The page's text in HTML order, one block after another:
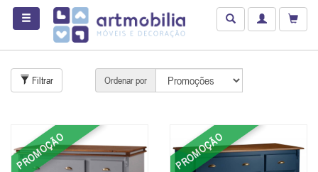
Filtrar Ordenar por
PROMOÇÃO PROMOÇÃO